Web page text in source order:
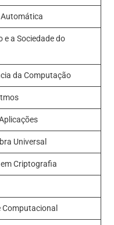
e a Sociedade do
da Computação
Universal
Criptografia
Computacional